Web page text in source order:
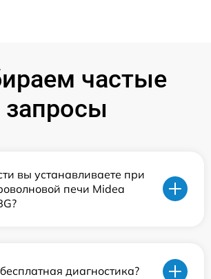
частые
запросы
вы устанавливаете при
печи Midea
диагностика?